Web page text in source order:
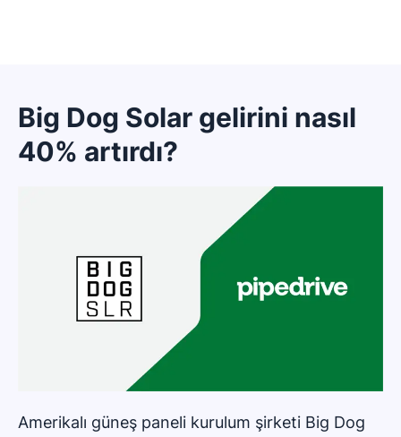
Big Dog Solar gelirini nasıl
40% artırdı?
Amerikalı güneş paneli kurulum şirketi Big Dog